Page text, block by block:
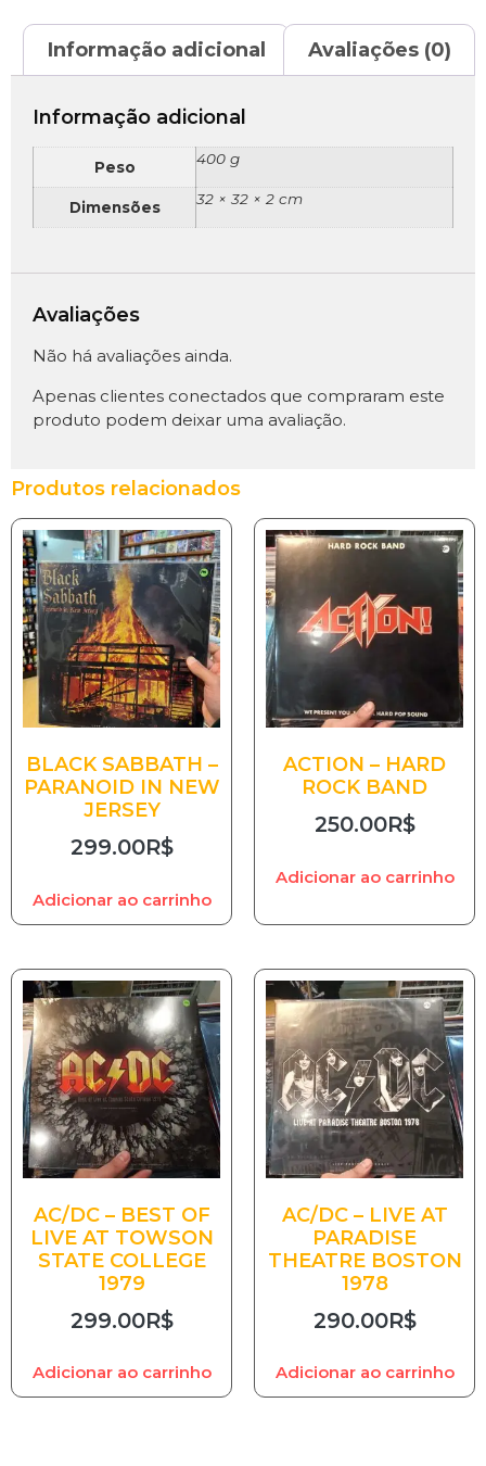
Informação adicional Avaliações (0)
Informação adicional
Peso 400 g
Dimensões 32 × 32 × 2 cm
Avaliações
Não há avaliações ainda.
Apenas clientes conectados que compraram este
produto podem deixar uma avaliação.
Produtos relacionados
BLACK SABBATH –
PARANOID IN NEW
JERSEY
299.00R$
Adicionar ao carrinho
ACTION – HARD
ROCK BAND
250.00R$
Adicionar ao carrinho
AC/DC – BEST OF
LIVE AT TOWSON
STATE COLLEGE
1979
299.00R$
Adicionar ao carrinho
AC/DC – LIVE AT
PARADISE
THEATRE BOSTON
1978
290.00R$
Adicionar ao carrinho